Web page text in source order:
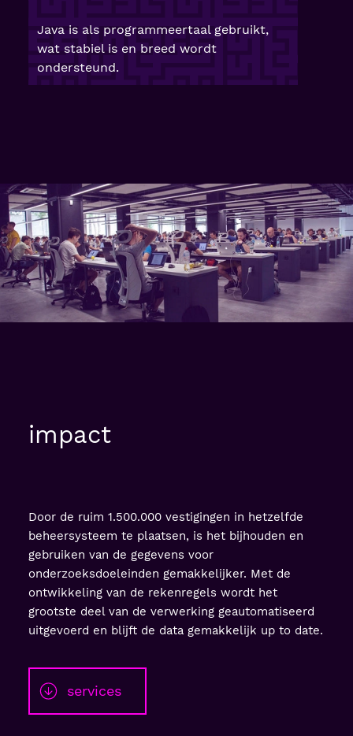
Java is als programmeertaal gebruikt,
wat stabiel is en breed wordt
ondersteund.
impact
Door de ruim 1.500.000 vestigingen in hetzelfde
beheersysteem te plaatsen, is het bijhouden en
gebruiken van de gegevens voor
onderzoeksdoeleinden gemakkelijker. Met de
ontwikkeling van de rekenregels wordt het
grootste deel van de verwerking geautomatiseerd
uitgevoerd en blijft de data gemakkelijk up to date.
services